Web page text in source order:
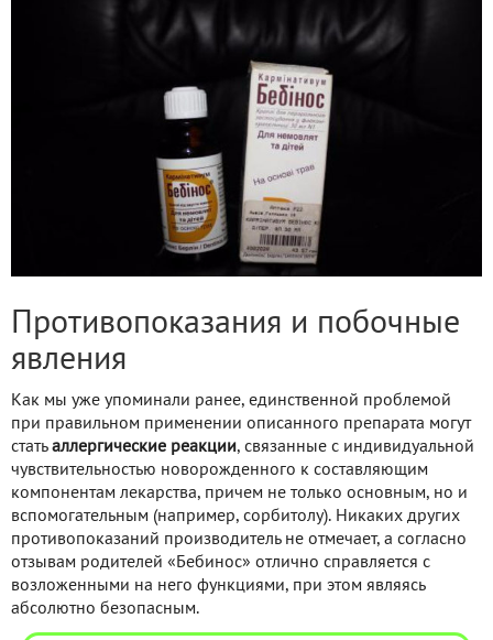
Противопоказания и побочные
явления
Как мы уже упоминали ранее, единственной проблемой
при правильном применении описанного препарата могут
стать аллергические реакции, связанные с индивидуальной
чувствительностью новорожденного к составляющим
компонентам лекарства, причем не только основным, но и
вспомогательным (например, сорбитолу). Никаких других
противопоказаний производитель не отмечает, а согласно
отзывам родителей «Бебинос» отлично справляется с
возложенными на него функциями, при этом являясь
абсолютно безопасным.